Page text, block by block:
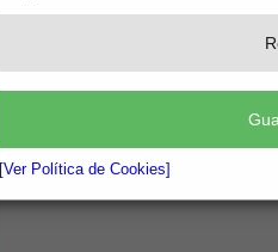
[Ver Política de Cookies]
BANDO SUMINISTRO AGUA